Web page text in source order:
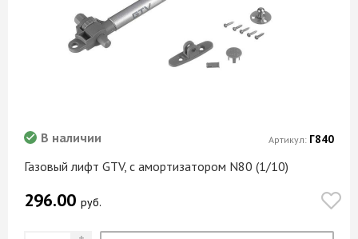
Газовый лифт GTV, с амортизатором N80 (1/10)
В наличии
296.00 руб.
Артикул: Г840